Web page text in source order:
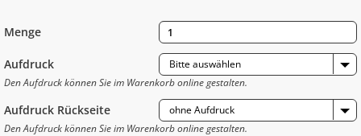
Menge
Aufdruck
Bitte auswählen
Den Aufdruck können Sie im Warenkorb online gestalten.
Aufdruck Rückseite
ohne Aufdruck
Den Aufdruck können Sie im Warenkorb online gestalten.